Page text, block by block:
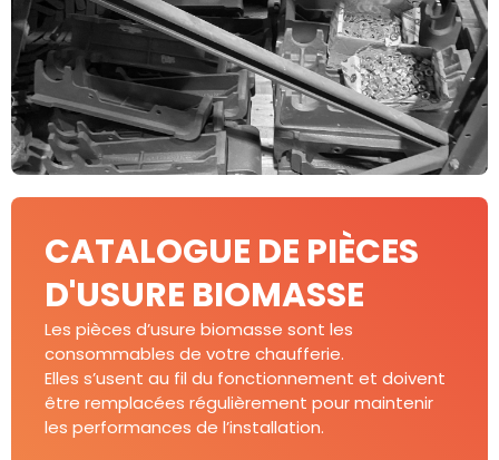
CATALOGUE DE PIÈCES
D'USURE BIOMASSE
Les pièces d’usure biomasse sont les
consommables de votre chaufferie.
Elles s’usent au fil du fonctionnement et doivent
être remplacées régulièrement pourmaintenir
les performances de l’installation.